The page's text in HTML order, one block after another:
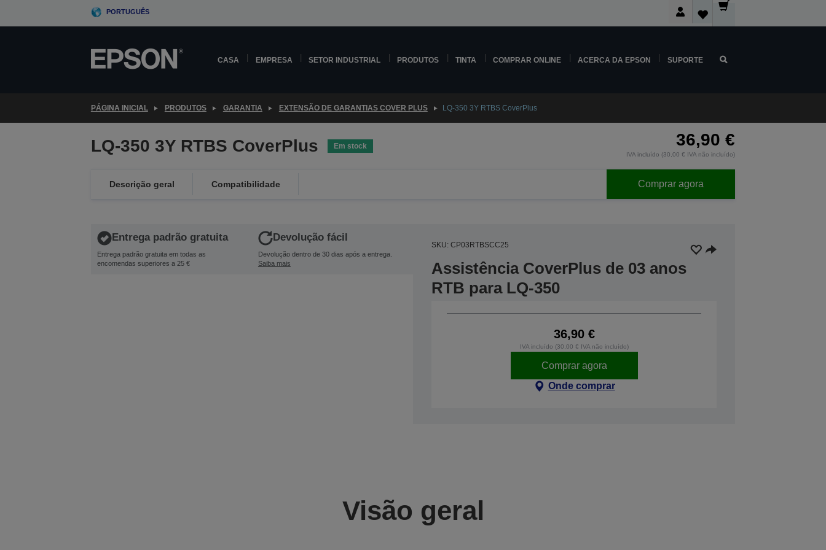
PORTUGUÊS
CASA EMPRESA SETOR INDUSTRIAL PRODUTOS TINTA COMPRAR ONLINE ACERCA DA EPSON SUPORTE
PÁGINA INICIAL PRODUTOS GARANTIA EXTENSÃO DE GARANTIAS COVER PLUS LQ-350 3Y RTBS CoverPlus
LQ-350 3Y RTBS CoverPlus Em stock 36,90 €
IVA incluído (30,00 € IVA não incluído)
Descrição geral Compatibilidade Comprar agora
Entrega padrão gratuita
Entrega padrão gratuita em todas as
encomendas superiores a 25 €
Devolução fácil
Devolução dentro de 30 dias após a entrega.
Saiba mais
SKU: CP03RTBSCC25
Assistência CoverPlus de 03 anos
RTB para LQ-350
36,90 €
IVA incluído (30,00 € IVA não incluído)
Comprar agora
Onde comprar
Visão geral